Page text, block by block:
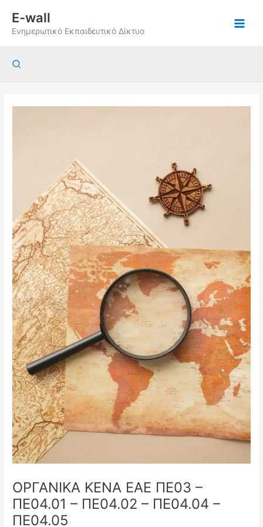
περιεχόμενο
E-wall
Ενημερωτικό Εκπαιδευτικό Δίκτυο
Αναζήτηση
ΟΡΓΑΝΙΚΑ ΚΕΝΑ ΕΑΕ ΠΕ03 –
ΠΕ04.01 – ΠΕ04.02 – ΠΕ04.04 –
ΠΕ04.05